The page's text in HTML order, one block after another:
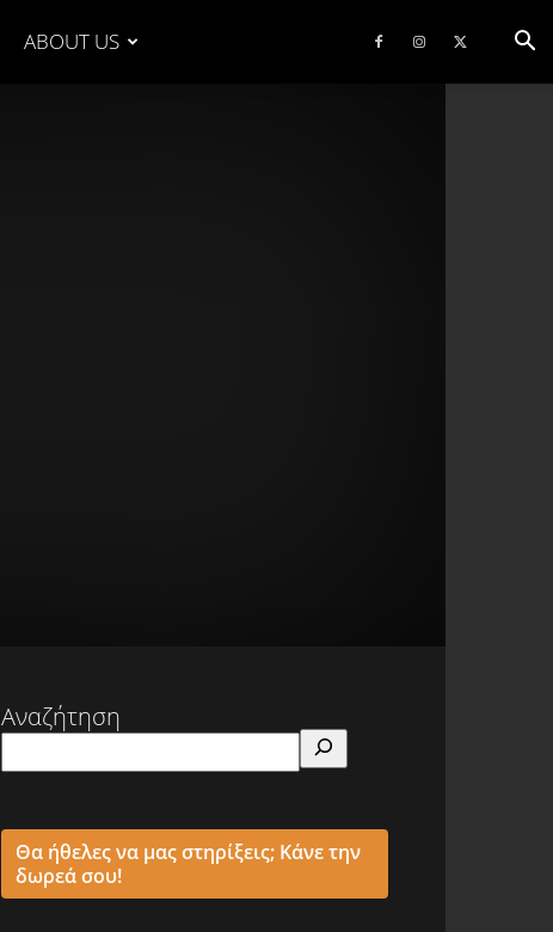
ABOUT US
Αναζήτηση
Θα ήθελες να μας στηρίξεις; Κάνε την
δωρεά σου!